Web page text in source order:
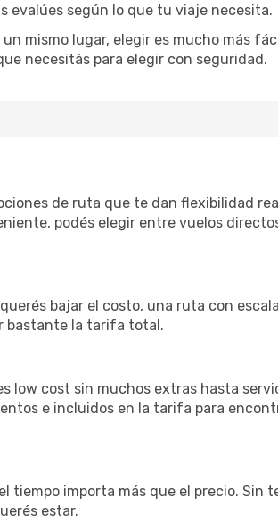
evalúes según lo que tu viaje necesita.
mismo lugar, elegir es mucho más
necesitás para elegir con seguridad.
de ruta que te dan flexibilidad
podés elegir entre vuelos
bajar el costo, una ruta con
bastante la tarifa total.
low cost sin muchos extras hasta
e incluidos en la tarifa para
tiempo importa más que el precio. Sin
estar.